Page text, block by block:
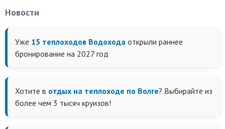
Новости
Уже 15 теплоходов Водохода открыли раннее
бронирование на 2027 год
Хотите в отдых на теплоходе по Волге? Выбирайте из
более чем 3 тысяч круизов!